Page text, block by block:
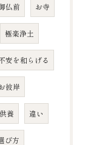
仏前 お寺
極楽浄土
安を和らげる
彼岸
養 違い
び方